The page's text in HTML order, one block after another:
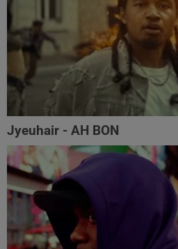
Jyeuhair - AH BON